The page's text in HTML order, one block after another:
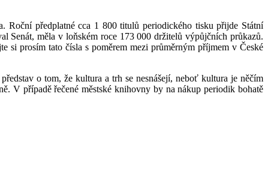
Roční předplatné cca 1 800 titulů periodického tisku přijde Státní
Senát, měla v loňském roce 173 000 držitelů výpůjčních průkazů.
si prosím tato čísla s poměrem mezi průměrným příjmem v České
o tom, že kultura a trh se nesnášejí, neboť kultura je něčím
V případě řečené městské knihovny by na nákup periodik bohatě